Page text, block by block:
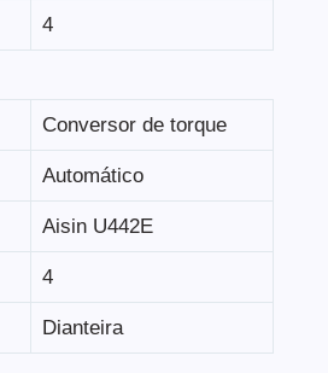
4
Conversor de torque
Automático
Aisin U442E
4
Dianteira